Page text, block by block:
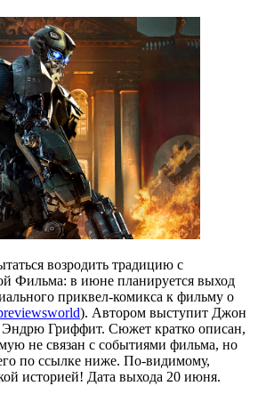
возродить традицию с
Фильма: в июне планируется выход
приквел-комикса к фильму о
). Автором выступит Джон
Гриффит. Сюжет кратко описан,
не связан с событиями фильма, но
по ссылке ниже. По-видимому,
историей! Дата выхода 20 июня.